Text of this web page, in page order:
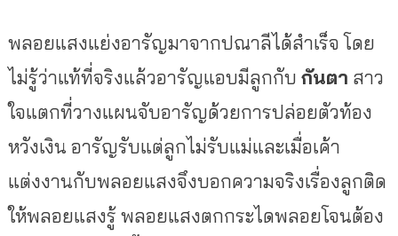
พลอยแสงแย่งอารัญมาจากปณาลีได้สำเร็จ โดย
ไม่รู้ว่าแท้ที่จริงแล้วอารัญแอบมีลูกกับ กันตา สาว
ใจแตกที่วางแผนจับอารัญด้วยการปล่อยตัวท้อง
หวังเงิน อารัญรับแต่ลูกไม่รับแม่และเมื่อเค้า
แต่งงานกับพลอยแสงจึงบอกความจริงเรื่องลูกติด
ให้พลอยแสงรู้ พลอยแสงตกกระไดพลอยโจนต้อง